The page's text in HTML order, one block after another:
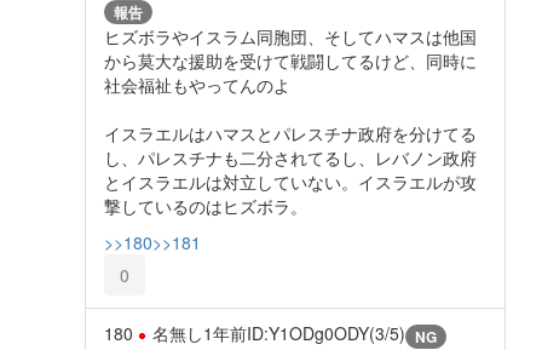
報告
ヒズボラやイスラム同胞団、そしてハマスは他国
から莫大な援助を受けて戦闘してるけど、同時に
社会福祉もやってんのよ
イスラエルはハマスとパレスチナ政府を分けてる
し、パレスチナも二分されてるし、レバノン政府
とイスラエルは対立していない。イスラエルが攻
撃しているのはヒズボラ。
>>180>>181
0
180 名無し1年前ID:Y1ODg0ODY(3/5) NG